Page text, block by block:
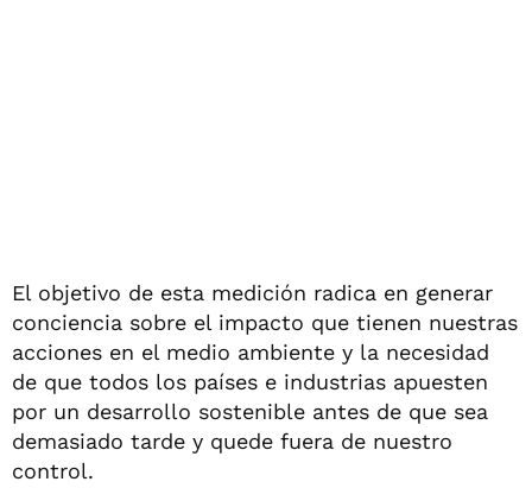
El objetivo de esta medición radica en generar
conciencia sobre el impacto que tienen nuestras
acciones en el medio ambiente y la necesidad
de que todos los países e industrias apuesten
por un desarrollo sostenible antes de que sea
demasiado tarde y quede fuera de nuestro
control.